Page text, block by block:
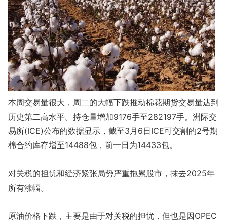
本周交易量很大，周二的大幅下跌推动棉花期货交易量达到
历史第二高水平。持仓量增加9176手至282197手。洲际交
易所(ICE)公布的数据显示，截至3月6日ICE可交割的2号期
棉合约库存增至14488包，前一日为14433包。
对关税的担忧和经济紧张局势严重拖累股市，抹去2025年
所有涨幅。
原油价格下跌，主要是由于对关税的担忧，但也是因OPEC